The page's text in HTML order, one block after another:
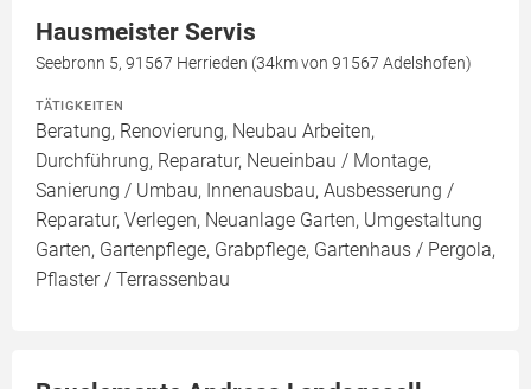
Hausmeister Servis
Seebronn 5, 91567 Herrieden (34km von 91567 Adelshofen)
TÄTIGKEITEN
Beratung, Renovierung, Neubau Arbeiten,
Durchführung, Reparatur, Neueinbau / Montage,
Sanierung / Umbau, Innenausbau, Ausbesserung /
Reparatur, Verlegen, Neuanlage Garten, Umgestaltung
Garten, Gartenpflege, Grabpflege, Gartenhaus / Pergola,
Pflaster / Terrassenbau